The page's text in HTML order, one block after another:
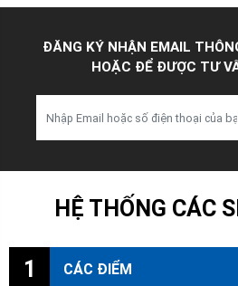
ĐĂNG KÝ NHẬN EMAIL
HOẶC ĐỂ ĐƯỢC TƯ
HỆ THỐNG CÁC
1 CÁC ĐIỂM